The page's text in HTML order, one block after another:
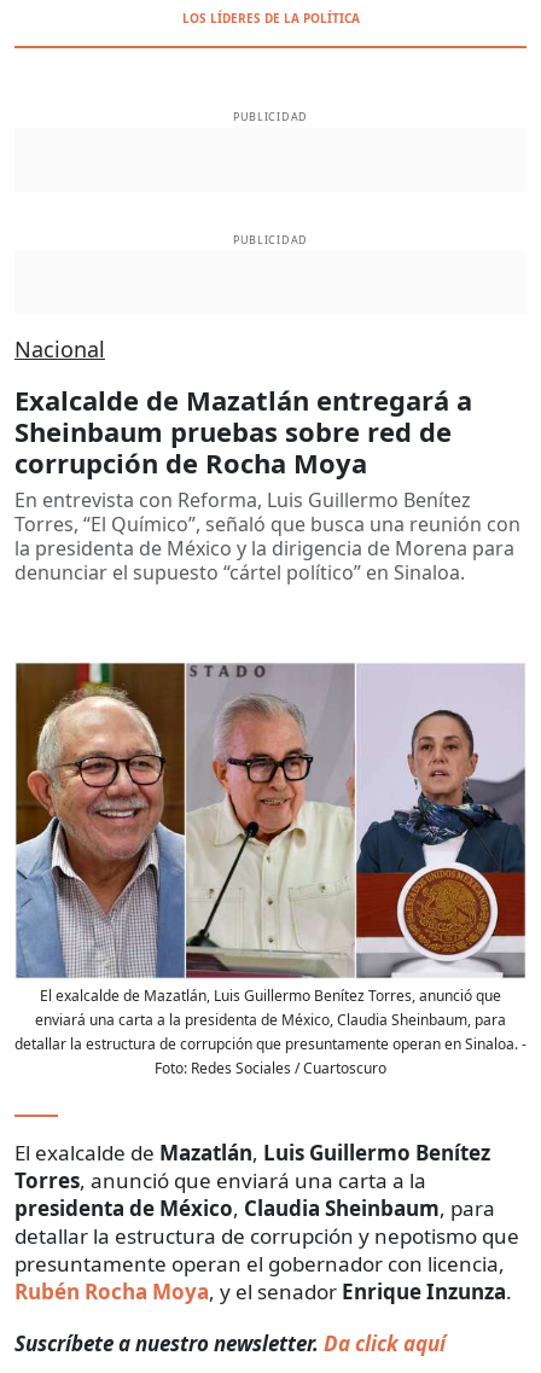
LOS LÍDERES DE LA POLÍTICA
PUBLICIDAD
PUBLICIDAD
Nacional
Exalcalde de Mazatlán entregará a
Sheinbaum pruebas sobre red de
corrupción de Rocha Moya
En entrevista con Reforma, Luis Guillermo Benítez
Torres, “El Químico”, señaló que busca una reunión con
la presidenta de México y la dirigencia de Morena para
denunciar el supuesto “cártel político” en Sinaloa.
El exalcalde de Mazatlán, Luis Guillermo Benítez Torres, anunció que
enviará una carta a la presidenta de México, Claudia Sheinbaum, para
detallar la estructura de corrupción que presuntamente operan en Sinaloa.-
Foto: Redes Sociales / Cuartoscuro
El exalcalde de Mazatlán, Luis Guillermo Benítez
Torres, anunció que enviará una carta a la
presidenta de México, Claudia Sheinbaum, para
detallar la estructura de corrupción y nepotismo que
presuntamente operan el gobernador con licencia,
Rubén Rocha Moya, y el senador Enrique Inzunza.
Suscríbete a nuestro newsletter. Da click aquí